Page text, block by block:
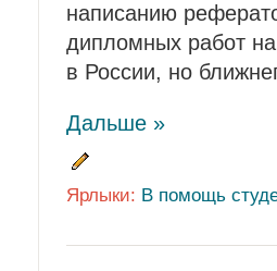
написанию
дипломных работ на
в России, но
Дальше »
Ярлыки: В помощь